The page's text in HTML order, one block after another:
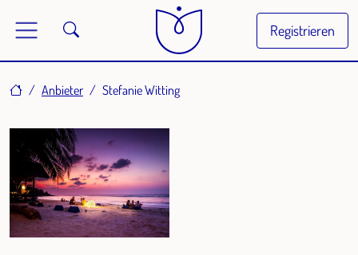
Registrieren
HomeAnbieter Stefanie Witting